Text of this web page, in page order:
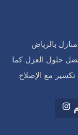
بالرياض
حلول العزل كما
مع الإصلاح